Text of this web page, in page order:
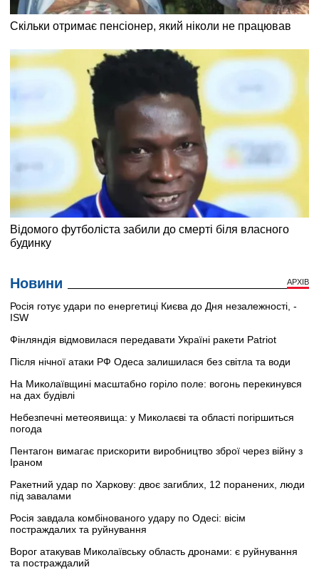
Новини АРХІВ
Росія готує удари по енергетиці Києва до Дня незалежності, -
ISW
Фінляндія відмовилася передавати Україні ракети Patriot
Після нічної атаки РФ Одеса залишилася без світла та води
На Миколаївщині масштабно горіло поле: вогонь перекинувся
на дах будівлі
Небезпечні метеоявища: у Миколаєві та області погіршиться
погода
Пентагон вимагає прискорити виробництво зброї через війну з
Іраном
Ракетний удар по Харкову: двоє загиблих, 12 поранених, люди
під завалами
Росія завдала комбінованого удару по Одесі: вісім
постраждалих та руйнування
Ворог атакував Миколаївську область дронами: є руйнування
та постраждалий